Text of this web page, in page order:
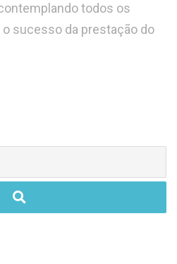
todos os
sucesso da prestação do